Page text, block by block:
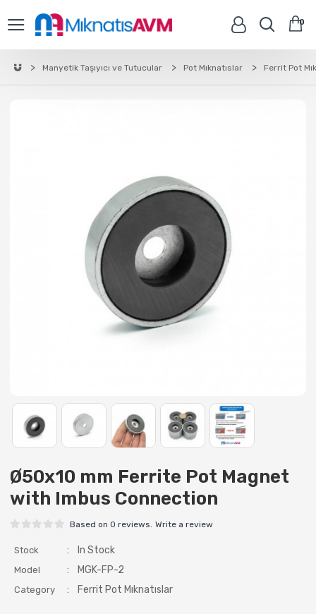
0
Manyetik Taşıyıcı ve Tutucular Pot Mıknatıslar Ferrit Pot
Ø50x10 mm Ferrite Pot Magnet
with Imbus Connection
Based on 0 reviews. Write a review
Stock : In Stock
Model : MGK-FP-2
Category : Ferrit Pot Mıknatıslar